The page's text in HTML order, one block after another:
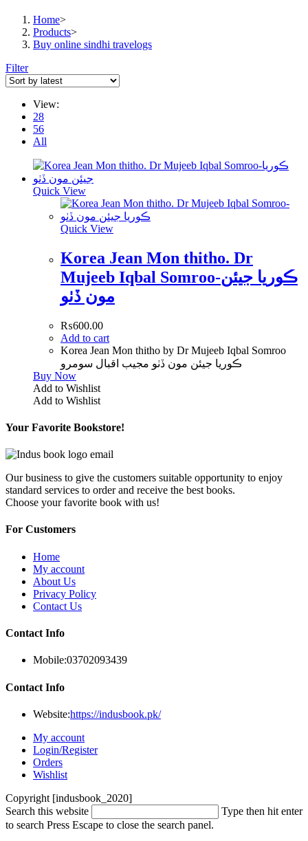
Home>
Products>
Buy online sindhi travelogs
Filter
View:
28
56
All
Quick View
Quick View
Korea Jean Mon thitho. Dr
Mujeeb Iqbal Somroo-ڪوريا جيئن
مون ڏٺو
₨600.00
Add to cart
Korea Jean Mon thitho by Dr Mujeeb Iqbal Somroo
ڪوريا جيئن مون ڏٺو مجيب اقبال سومرو
Buy Now
Add to Wishlist
Add to Wishlist
Your Favorite Bookstore!
Our business to give the customers suitable opportunity to enjoy
standard services to order and receive the best books.
Choose your favorite book with us!
For Customers
Home
My account
About Us
Privacy Policy
Contact Us
Contact Info
Mobile:03702093439
Contact Info
Website:https://indusbook.pk/
My account
Login/Register
Orders
Wishlist
Copyright [indusbook_2020]
Search this website
Type then hit enter
to search Press Escape to close the search panel.